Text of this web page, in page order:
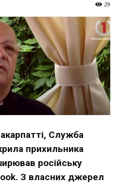
29
Служба
прихильника
російську
З власних джерел